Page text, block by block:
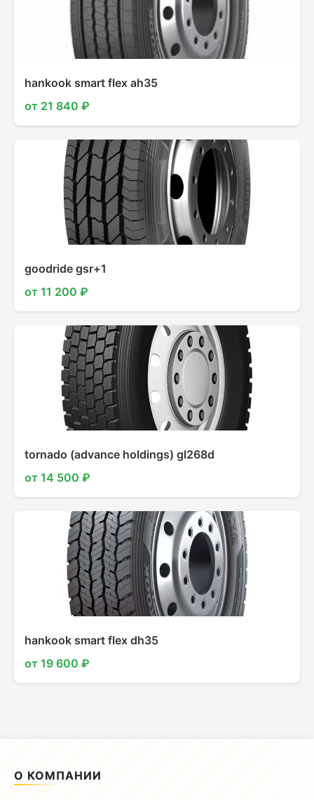
hankook smart flex ah35
от 21 840 ₽
goodride gsr+1
от 11 200 ₽
tornado (advance holdings) gl268d
от 14 500 ₽
hankook smart flex dh35
от 19 600 ₽
О КОМПАНИИ